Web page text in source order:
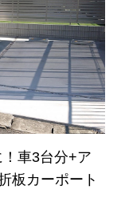
車3台分+ア
板カーポート